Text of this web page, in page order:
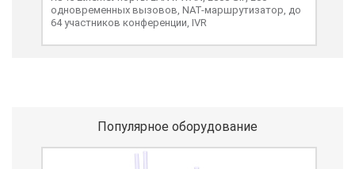
одновременных вызовов, NAT-маршрутизатор, до
64 участников конференции, IVR
Популярное оборудование